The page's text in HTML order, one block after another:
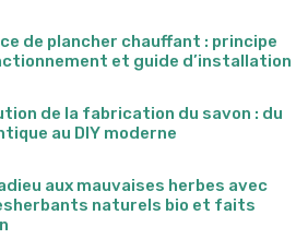
de plancher chauffant : principe
et guide d’installation
de la fabrication du savon : du
au DIY moderne
aux mauvaises herbes avec
naturels bio et faits